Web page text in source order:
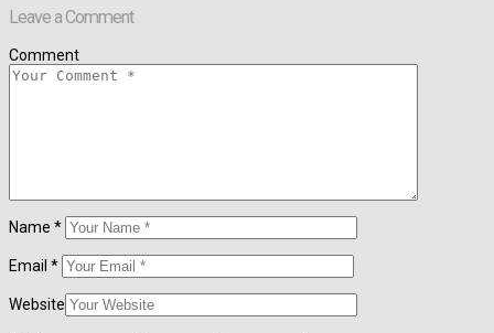
Leave a Comment
Comment
Name *
Email *
Website